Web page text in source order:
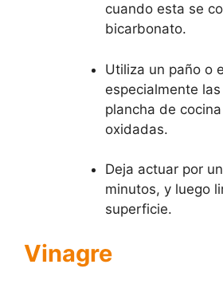
cuando esta se
bicarbonato.
Utiliza un paño o
especialmente
plancha de
oxidadas.
Deja actuar por
minutos, y luego
superficie.
Vinagre